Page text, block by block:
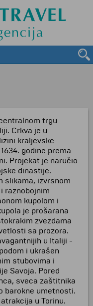
trgu
Crkva je u
kraljevske
godine prema
Projekat je naručio
dinastije.
slikama, izvrsnom
raznobojnim
kupolom i
je prošarana
zvezdama
sa prozora.
u Italiji -
i ukrašen
stubovima i
Savoja. Pored
sveca zaštitnika
barokne umetnosti.
u Torinu.